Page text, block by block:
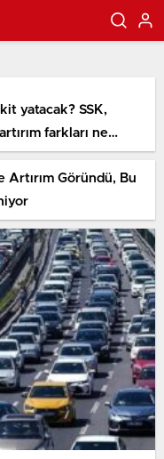
yatacak? SSK,
farkları ne
Göründü, Bu